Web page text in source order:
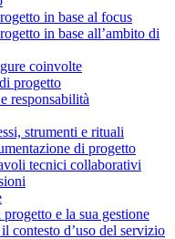
in base al focus
in base all’ambito di
coinvolte
progetto
responsabilità
strumenti e rituali
di progetto
tecnici collaborativi
e la sua gestione
contesto d’uso del servizio